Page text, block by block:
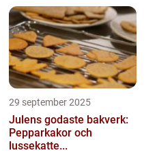
29 september 2025
Julens godaste bakverk:
Pepparkakor och
lussekatte...